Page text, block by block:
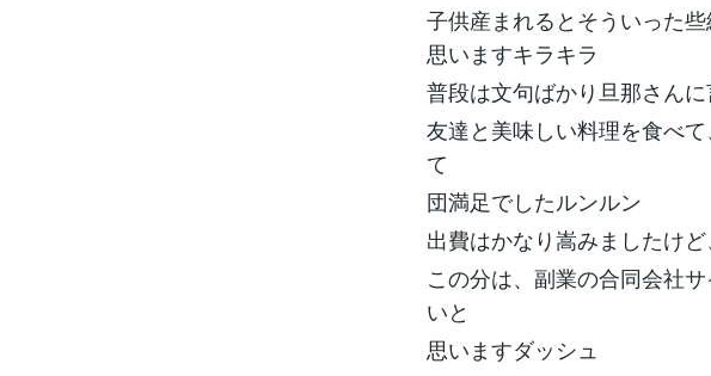
子供産まれるとそういった
思いますキラキラ
普段は文句ばかり旦那さん
友達と美味しい料理を食べ
て
団満足でしたルンルン
出費はかなり嵩みましたけ
この分は、副業の合同会社
いと
思いますダッシュ